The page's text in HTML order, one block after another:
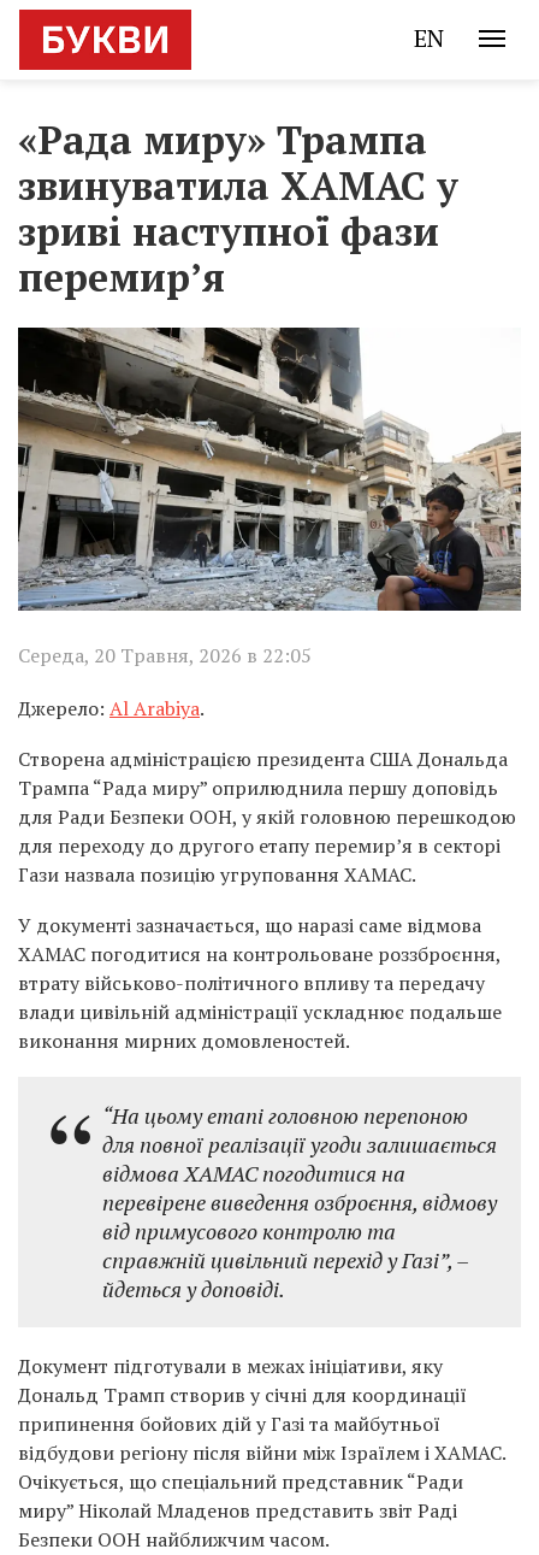
EN
«Рада миру» Трампа
звинуватила ХАМАС у
зриві наступної фази
перемир’я
Середа, 20 Травня, 2026 в 22:05
Джерело: Al Arabiya.
Створена адміністрацією президента США Дональда
Трампа “Рада миру” оприлюднила першу доповідь
для Ради Безпеки ООН, у якій головною перешкодою
для переходу до другого етапу перемир’я в секторі
Гази назвала позицію угруповання ХАМАС.
У документі зазначається, що наразі саме відмова
ХАМАС погодитися на контрольоване роззброєння,
втрату військово-політичного впливу та передачу
влади цивільній адміністрації ускладнює подальше
виконання мирних домовленостей.
“На цьому етапі головною перепоною
для повної реалізації угоди залишається
відмова ХАМАС погодитися на
перевірене виведення озброєння, відмову
від примусового контролю та
справжній цивільний перехід у Газі”, –
йдеться у доповіді.
Документ підготували в межах ініціативи, яку
Дональд Трамп створив у січні для координації
припинення бойових дій у Газі та майбутньої
відбудови регіону після війни між Ізраїлем і ХАМАС.
Очікується, що спеціальний представник “Ради
миру” Ніколай Младенов представить звіт Раді
Безпеки ООН найближчим часом.